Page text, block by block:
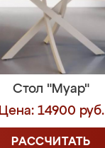
Стол "Муар"
Цена: 14900 руб.
РАССЧИТАТЬ